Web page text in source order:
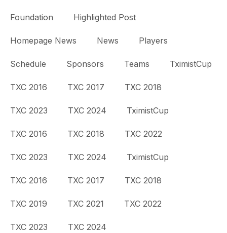
Foundation Highlighted Post
Homepage News News Players
Schedule Sponsors Teams TximistCup
TXC 2016 TXC 2017 TXC 2018
TXC 2023 TXC 2024 TximistCup
TXC 2016 TXC 2018 TXC 2022
TXC 2023 TXC 2024 TximistCup
TXC 2016 TXC 2017 TXC 2018
TXC 2019 TXC 2021 TXC 2022
TXC 2023 TXC 2024